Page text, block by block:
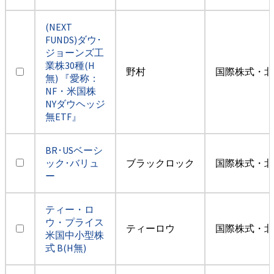
(NEXT
FUNDS)ダウ･
ジョーンズ工
業株30種(H
無) 『愛称：
NF・米国株
NYダウヘッジ
無ETF』
野村 国際株式・
BR･USベーシ
ック･バリュ
ー
ブラックロック 国際株式・
ティー・ロ
ウ・プライス
米国中小型株
式 B(H無)
ティーロウ 国際株式・